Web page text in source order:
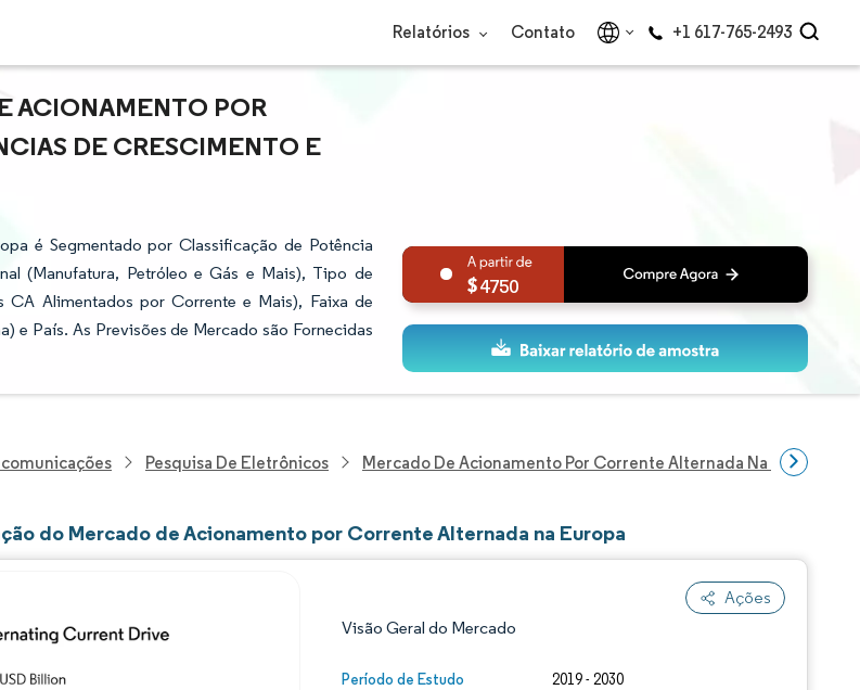
Relatórios Contato +1 617-765-2493
ACIONAMENTO POR
DE CRESCIMENTO E
é Segmentado por Classificação de Potência
(Manufatura, Petróleo e Gás e Mais), Tipo de
CA Alimentados por Corrente e Mais), Faixa de
e País. As Previsões de Mercado são Fornecidas
4750
Pesquisa De Eletrônicos Mercado De Acionamento Por Corrente Alternada Na Europa
do Mercado de Acionamento por Corrente Alternada na Europa
Ações
Visão Geral do Mercado
Período de Estudo 2019 - 2030